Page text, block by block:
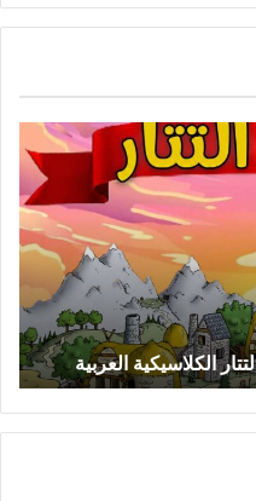
الكلاسيكية العربية